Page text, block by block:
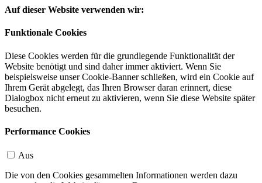
Auf dieser Website verwenden wir:
Funktionale Cookies
Diese Cookies werden für die grundlegende Funktionalität der
Website benötigt und sind daher immer aktiviert. Wenn Sie
beispielsweise unser Cookie-Banner schließen, wird ein Cookie auf
Ihrem Gerät abgelegt, das Ihren Browser daran erinnert, diese
Dialogbox nicht erneut zu aktivieren, wenn Sie diese Website später
besuchen.
Performance Cookies
Aus
Die von den Cookies gesammelten Informationen werden dazu